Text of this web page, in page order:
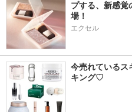
プする、新感覚
場！
エクセル
今売れているス
キング♡